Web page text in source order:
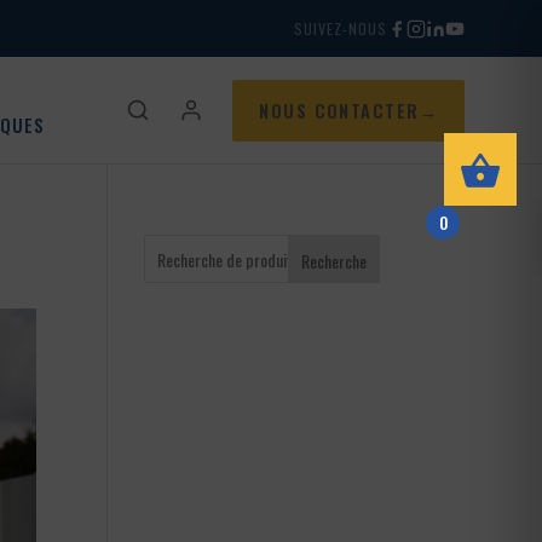
SUIVEZ-NOUS
NOUS CONTACTER
Recherche
0